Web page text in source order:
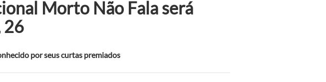
Morto Não Fala será
26
por seus curtas premiados